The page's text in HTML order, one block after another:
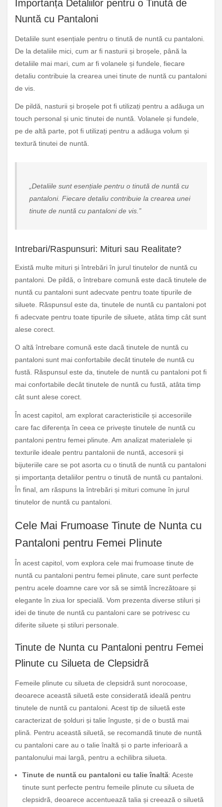
Importanța Detaliilor pentru o Tinută de
Nuntă cu Pantaloni
Detaliile sunt esențiale pentru o tinută de nuntă cu pantaloni.
De la detaliile mici, cum ar fi nasturii și broșele, până la
detaliile mai mari, cum ar fi volanele și fundele, fiecare
detaliu contribuie la crearea unei tinute de nuntă cu pantaloni
de vis.
De pildă, nasturii și broșele pot fi utilizați pentru a adăuga un
touch personal și unic tinutei de nuntă. Volanele și fundele,
pe de altă parte, pot fi utilizați pentru a adăuga volum și
textură tinutei de nuntă.
„Detaliile sunt esențiale pentru o tinută de nuntă cu
pantaloni. Fiecare detaliu contribuie la crearea unei
tinute de nuntă cu pantaloni de vis.”
Intrebari/Raspunsuri: Mituri sau Realitate?
Există multe mituri și întrebări în jurul tinutelor de nuntă cu
pantaloni. De pildă, o întrebare comună este dacă tinutele de
nuntă cu pantaloni sunt adecvate pentru toate tipurile de
siluete. Răspunsul este da, tinutele de nuntă cu pantaloni pot
fi adecvate pentru toate tipurile de siluete, atâta timp cât sunt
alese corect.
O altă întrebare comună este dacă tinutele de nuntă cu
pantaloni sunt mai confortabile decât tinutele de nuntă cu
fustă. Răspunsul este da, tinutele de nuntă cu pantaloni pot fi
mai confortabile decât tinutele de nuntă cu fustă, atâta timp
cât sunt alese corect.
În acest capitol, am explorat caracteristicile și accesoriile
care fac diferența în ceea ce privește tinutele de nuntă cu
pantaloni pentru femei plinute. Am analizat materialele și
texturile ideale pentru pantalonii de nuntă, accesorii și
bijuteriile care se pot asorta cu o tinută de nuntă cu pantaloni
și importanța detaliilor pentru o tinută de nuntă cu pantaloni.
În final, am răspuns la întrebări și mituri comune în jurul
tinutelor de nuntă cu pantaloni.
Cele Mai Frumoase Tinute de Nunta cu
Pantaloni pentru Femei Plinute
În acest capitol, vom explora cele mai frumoase tinute de
nuntă cu pantaloni pentru femei plinute, care sunt perfecte
pentru acele doamne care vor să se simtă încrezătoare și
elegante în ziua lor specială. Vom prezenta diverse stiluri și
idei de tinute de nuntă cu pantaloni care se potrivesc cu
diferite siluete și stiluri personale.
Tinute de Nunta cu Pantaloni pentru Femei
Plinute cu Silueta de Clepsidră
Femeile plinute cu silueta de clepsidră sunt norocoase,
deoarece această siluetă este considerată ideală pentru
tinutele de nuntă cu pantaloni. Acest tip de siluetă este
caracterizat de șolduri și talie înguste, și de o bustă mai
plină. Pentru această siluetă, se recomandă tinute de nuntă
cu pantaloni care au o talie înaltă și o parte inferioară a
pantalonului mai largă, pentru a echilibra silueta.
Tinute de nuntă cu pantaloni cu talie înaltă: Aceste
tinute sunt perfecte pentru femeile plinute cu silueta de
clepsidră, deoarece accentuează talia și creează o siluetă